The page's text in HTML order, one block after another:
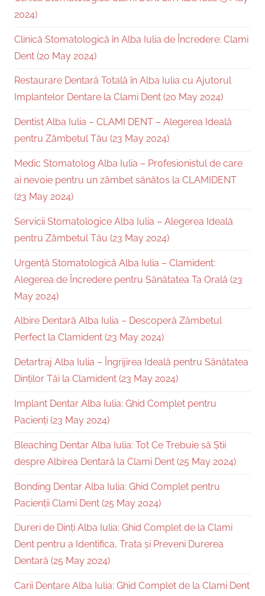
2024)
Clinică Stomatologică în Alba Iulia de Încredere: Clami
Dent (20 May 2024)
Restaurare Dentară Totală în Alba Iulia cu Ajutorul
Implantelor Dentare la Clami Dent (20 May 2024)
Dentist Alba Iulia – CLAMI DENT – Alegerea Ideală
pentru Zâmbetul Tău (23 May 2024)
Medic Stomatolog Alba Iulia – Profesionistul de care
ai nevoie pentru un zâmbet sănătos la CLAMIDENT
(23 May 2024)
Servicii Stomatologice Alba Iulia – Alegerea Ideală
pentru Zâmbetul Tău (23 May 2024)
Urgență Stomatologică Alba Iulia – Clamident:
Alegerea de Încredere pentru Sănătatea Ta Orală (23
May 2024)
Albire Dentară Alba Iulia – Descoperă Zâmbetul
Perfect la Clamident (23 May 2024)
Detartraj Alba Iulia – Îngrijirea Ideală pentru Sănătatea
Dinților Tăi la Clamident (23 May 2024)
Implant Dentar Alba Iulia: Ghid Complet pentru
Pacienți (23 May 2024)
Bleaching Dentar Alba Iulia: Tot Ce Trebuie să Știi
despre Albirea Dentară la Clami Dent (25 May 2024)
Bonding Dentar Alba Iulia: Ghid Complet pentru
Pacienții Clami Dent (25 May 2024)
Dureri de Dinți Alba Iulia: Ghid Complet de la Clami
Dent pentru a Identifica, Trata și Preveni Durerea
Dentară (25 May 2024)
Carii Dentare Alba Iulia: Ghid Complet de la Clami Dent